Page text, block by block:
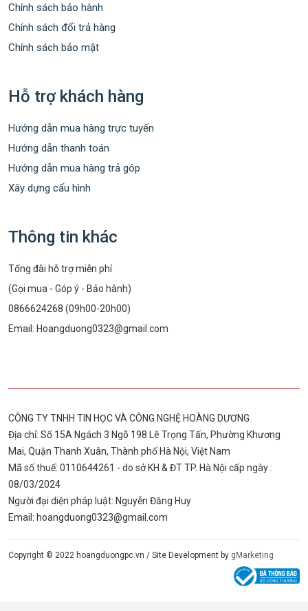
Chính sách bảo hành
Chính sách đổi trả hàng
Chính sách bảo mật
Hỗ trợ khách hàng
Hướng dẫn mua hàng trực tuyến
Hướng dẫn thanh toán
Hướng dẫn mua hàng trả góp
Xây dựng cấu hình
Thông tin khác
Tổng đài hỗ trợ miễn phí
(Gọi mua - Góp ý - Bảo hành)
0866624268 (09h00-20h00)
Email: Hoangduong0323@gmail.com
CÔNG TY TNHH TIN HỌC VÀ CÔNG NGHỆ HOÀNG DƯƠNG
Địa chỉ: Số 15A Ngách 3 Ngõ 198 Lê Trọng Tấn, Phường Khương
Mai, Quận Thanh Xuân, Thành phố Hà Nội, Việt Nam
Mã số thuế: 0110644261 - do sở KH & ĐT TP. Hà Nội cấp ngày :
08/03/2024
Người đại diện pháp luật: Nguyễn Đăng Huy
Email: hoangduong0323@gmail.com
Copyright © 2022 hoangduongpc.vn / Site Development by gMarketing